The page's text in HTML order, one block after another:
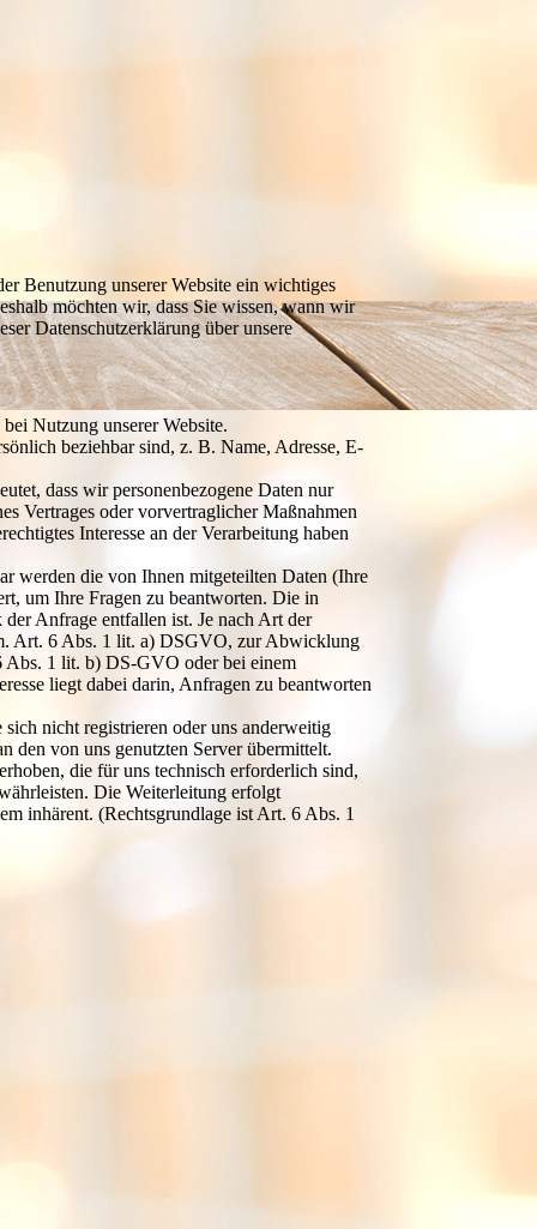
Benutzung unserer Website ein wichtiges
möchten wir, dass Sie wissen, wann wir
Datenschutzerklärung über unsere
Nutzung unserer Website.
beziehbar sind, z. B. Name, Adresse, E-
dass wir personenbezogene Daten nur
Vertrages oder vorvertraglicher Maßnahmen
Interesse an der Verarbeitung haben
werden die von Ihnen mitgeteilten Daten (Ihre
um Ihre Fragen zu beantworten. Die in
Anfrage entfallen ist. Je nach Art der
Art. 6 Abs. 1 lit. a) DSGVO, zur Abwicklung
Abs. 1 lit. b) DS-GVO oder bei einem
liegt dabei darin, Anfragen zu beantworten
nicht registrieren oder uns anderweitig
den von uns genutzten Server übermittelt.
die für uns technisch erforderlich sind,
Die Weiterleitung erfolgt
inhärent. (Rechtsgrundlage ist Art. 6 Abs. 1